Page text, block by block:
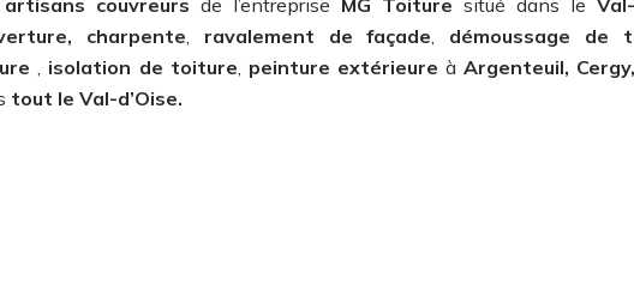
charpente ravalement de façade démoussage de
isolation de toiture peinture extérieure àArgenteuil,
tout le Val-d’Oise.